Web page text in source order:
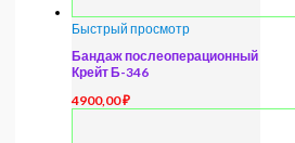
Быстрый просмотр
Бандаж послеоперационный
Крейт Б-346
4900,00₽